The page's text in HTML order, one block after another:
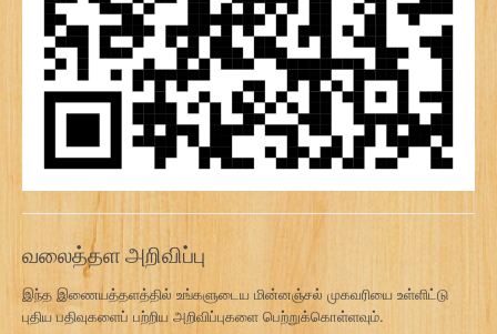
வலைத்தள அறிவிப்பு
இந்த இணையத்தளத்தில் உங்களுடைய மின்னஞ்சல் முகவரியை உள்ளிட்டு
புதிய பதிவுகளைப் பற்றிய அறிவிப்புகளை பெற்றுக்கொள்ளவும்.